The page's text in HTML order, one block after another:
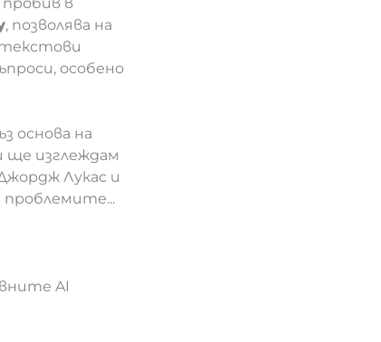
, позволява на
особено
основа на
ще изглеждам
Лукас и
проблемите...
AI